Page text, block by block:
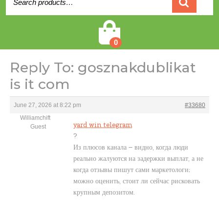
for:
0
Reply To: gosznakdublikat
is it com
June 27, 2026 at 8:22 pm
#33680
Williamchift
Guest
yard win telegram
?
Из плюсов канала – видно, когда люди
реально жалуются на задержки выплат, а не
когда отзывы пишут сами маркетологи;
можно оценить, стоит ли сейчас рисковать
крупным депозитом.